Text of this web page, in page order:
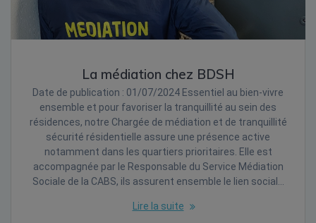
La médiation chez BDSH
Date de publication : 01/07/2024 Essentiel au bien-vivre
ensemble et pour favoriser la tranquillité au sein des
résidences, notre Chargée de médiation et de tranquillité
sécurité résidentielle assure une présence active
notamment dans les quartiers prioritaires. Elle est
accompagnée par le Responsable du Service Médiation
Sociale de la CABS, ils assurent ensemble le lien social…
Lire la suite